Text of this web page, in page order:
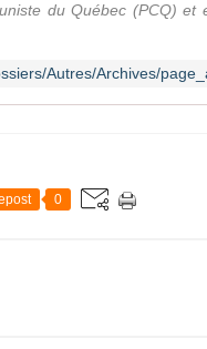
du Québec (PCQ) et
Autres/Archives/
0